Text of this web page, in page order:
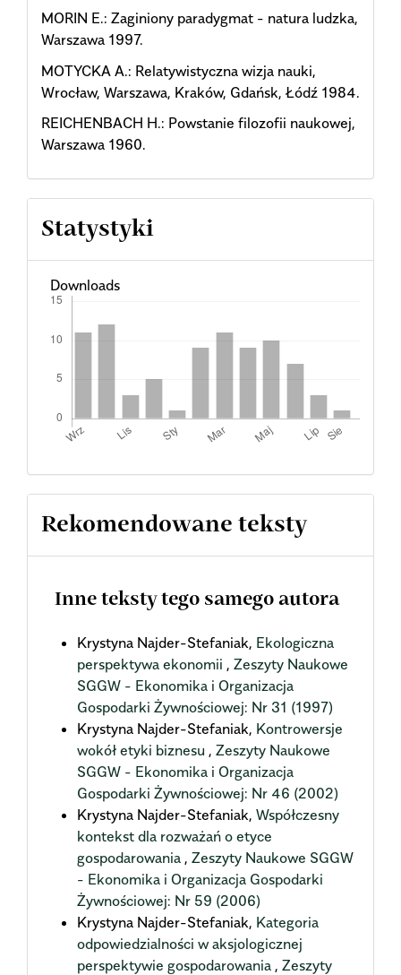
MORIN E.: Zaginiony paradygmat - natura ludzka,
Warszawa 1997.
MOTYCKA A.: Relatywistyczna wizja nauki,
Wrocław, Warszawa, Kraków, Gdańsk, Łódź 1984.
REICHENBACH H.: Powstanie filozofii naukowej,
Warszawa 1960.
Statystyki
Downloads
Rekomendowane teksty
Inne teksty tego samego autora
Krystyna Najder-Stefaniak, Ekologiczna
perspektywa ekonomii , Zeszyty Naukowe
SGGW - Ekonomika i Organizacja
Gospodarki Żywnościowej: Nr 31 (1997)
Krystyna Najder-Stefaniak, Kontrowersje
wokół etyki biznesu , Zeszyty Naukowe
SGGW - Ekonomika i Organizacja
Gospodarki Żywnościowej: Nr 46 (2002)
Krystyna Najder-Stefaniak, Współczesny
kontekst dla rozważań o etyce
gospodarowania , Zeszyty Naukowe SGGW
- Ekonomika i Organizacja Gospodarki
Żywnościowej: Nr 59 (2006)
Krystyna Najder-Stefaniak, Kategoria
odpowiedzialności w aksjologicznej
perspektywie gospodarowania , Zeszyty